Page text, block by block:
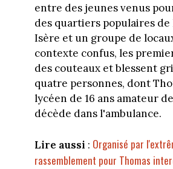
entre des jeunes venus
des quartiers populaires de
Isère et un groupe de
contexte confus, les
des couteaux et blessent
quatre personnes, dont
lycéen de 16 ans amateur
décède dans l'ambulance.
Lire aussi : Organisé par
rassemblement pour Thomas